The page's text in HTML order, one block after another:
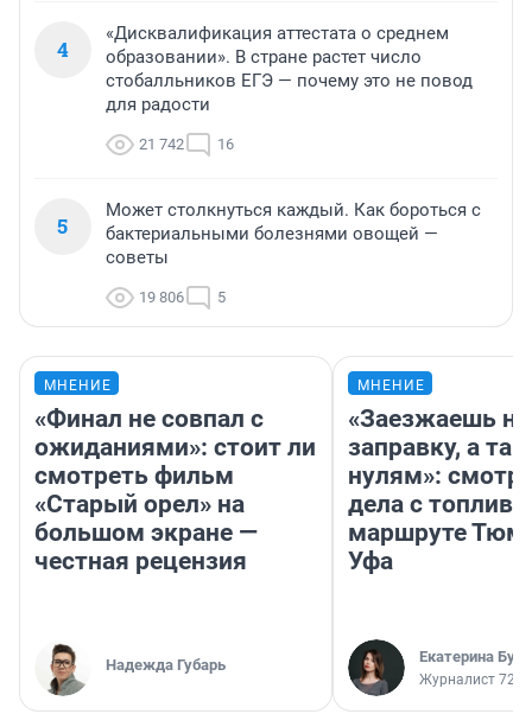
4
«Дисквалификация аттестата о среднем
образовании». В стране растет число
стобалльников ЕГЭ — почему это не повод
для радости
21 742 16
5
Может столкнуться каждый. Как бороться с
бактериальными болезнями овощей —
советы
19 806 5
МНЕНИЕ
«Финал не совпал с
ожиданиями»: стоит ли
смотреть фильм
«Старый орел» на
большом экране —
честная рецензия
Надежда Губарь
МНЕНИЕ
«Заезжаешь на
заправку, а
нулям»:
дела с
маршруте
Уфа
Екатерина
Журналист